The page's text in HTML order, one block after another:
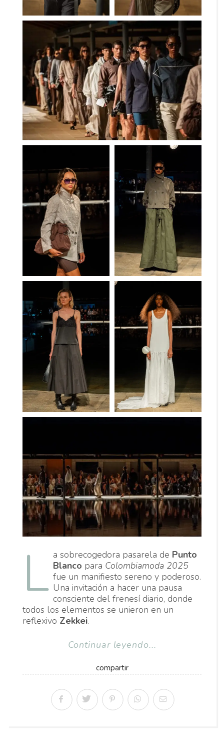
L a sobrecogedora pasarela de Punto
Blanco para Colombiamoda 2025
fue un manifiesto sereno y poderoso.
Una invitación a hacer una pausa
consciente del frenesí diario, donde
todos los elementos se unieron en un
reflexivo Zekkei.
Continuar leyendo...
compartir